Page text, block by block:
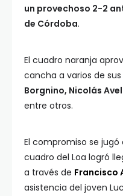
un provechoso 2-2
de Córdoba.
El cuadro naranja
cancha a varios de
Borgnino, Nicolás
entre otros.
El compromiso se
cuadro del Loa logró
a través de Francisco
asistencia del joven